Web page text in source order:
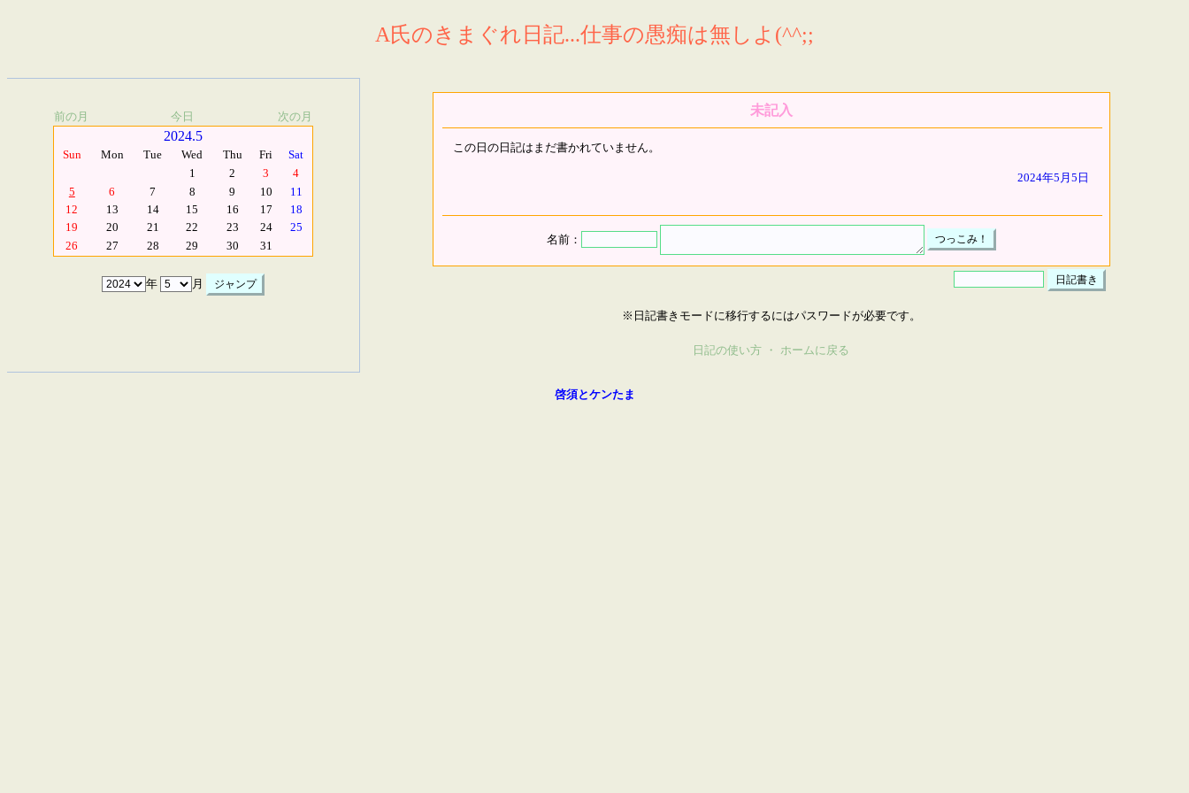
A氏のきまぐれ日記...仕事の愚痴は無しよ(^^;;
前の月 今日 次の月
2024.5
Sun Mon Tue Wed Thu Fri
Sat
1
2 3
4
5
6 7 8 9 10
11
12
13 14 15 16 17
18
19
20 21 22 23 24
25
26
27 28 29 30 31
年 月
未記入
この日の日記はまだ書かれていません。
2024年5月5日
名前：
※日記書きモードに移行するにはパスワードが必要です。
日記の使い方 ・ ホームに戻る
啓須とケンたま